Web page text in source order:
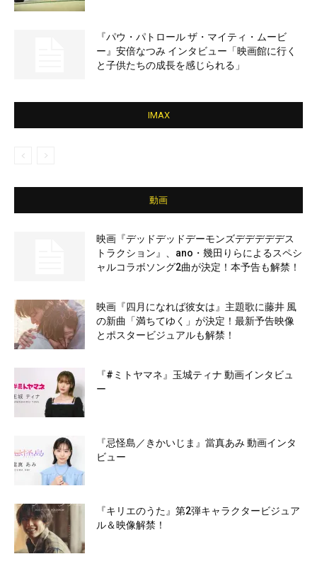
『パウ・パトロール ザ・マイティ・ムービ
ー』安倍なつみ インタビュー「映画館に行く
と子供たちの成長を感じられる」
IMAX
動画
映画『デッドデッドデーモンズデデデデデス
トラクション』、ano・幾田りらによるスペシ
ャルコラボソング2曲が決定！本予告も解禁！
映画『四月になれば彼女は』主題歌に藤井 風
の新曲「満ちてゆく」が決定！最新予告映像
とポスタービジュアルも解禁！
『#ミトヤマネ』玉城ティナ 動画インタビュ
ー
『忌怪島／きかいじま』當真あみ 動画インタ
ビュー
『キリエのうた』第2弾キャラクタービジュア
ル＆映像解禁！